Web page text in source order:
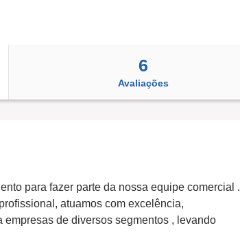
6
Avaliações
para fazer parte da nossa equipe comercial .
atuamos com excelência,
de diversos segmentos , levando